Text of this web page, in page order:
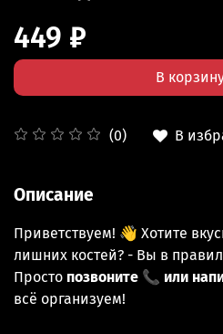
(0) В
449 ₽
В
Описание
Приветствуем! 👋 Хотите
лишних костей? - Вы в
Просто позвоните 📞 или
всё организуем!